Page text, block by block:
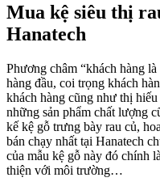
Mua kệ siêu thị
Hanatech
Phương châm “khách hàng
hàng đầu, coi trọng khách
khách hàng cũng như thị
những sản phẩm chất lượng
kế kệ gỗ trưng bày rau củ,
bán chạy nhất tại Hanatech
của mẫu kệ gỗ này đó chính
thiện với môi trường…